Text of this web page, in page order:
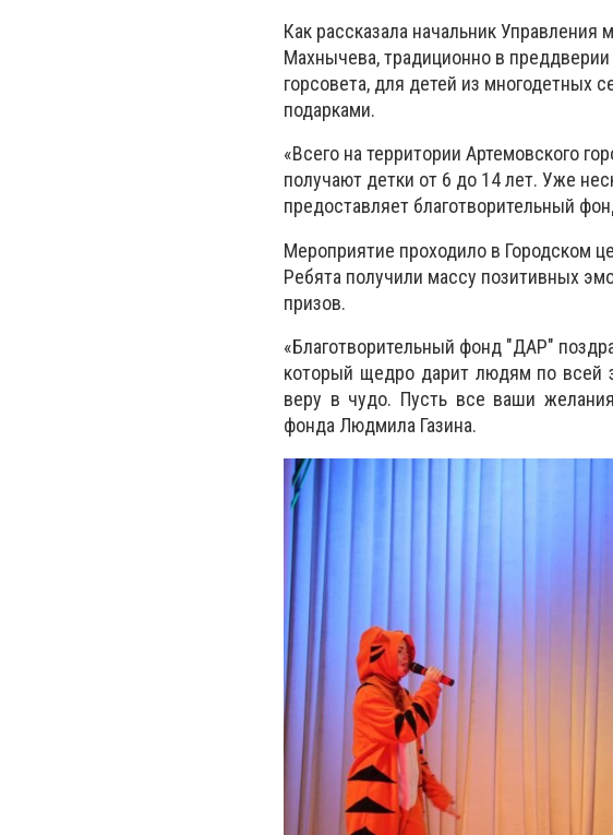
Как рассказала начальник
Махнычева, традиционно в
горсовета, для детей из многодетных
подарками.
«Всего на территории Артемовского
получают детки от 6 до 14 лет. Уже
предоставляет благотворительный
Мероприятие проходило в Городском
Ребята получили массу позитивных
призов.
«Благотворительный фонд "ДАР"
который щедро дарит людям по всей
веру в чудо. Пусть все ваши
фонда Людмила Газина.